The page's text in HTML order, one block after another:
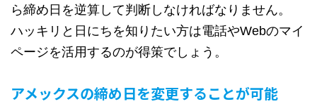
ら締め日を逆算して判断しなければなりません。
ハッキリと日にちを知りたい方は電話やWebのマイ
ページを活用するのが得策でしょう。
アメックスの締め日を変更することが可能